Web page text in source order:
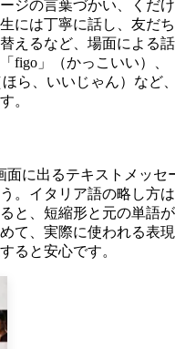
ジの言葉づかい、くだ
には丁寧に話し、友だ
えるなど、場面による
figo」（かっこいい）、
ら、いいじゃん）など
。
面に出るテキストメッセ
。イタリア語の略し方
と、短縮形と元の単語
て、実際に使われる表
ると安心です。